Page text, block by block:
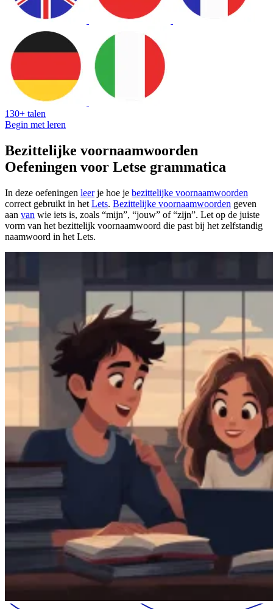
130+ talen
Begin met leren
Bezittelijke voornaamwoorden
Oefeningen voor Letse grammatica
In deze oefeningen leerje hoe je bezittelijke voornaamwoorden
correct gebruikt in het Lets. Bezittelijke voornaamwoorden geven
aan van wie iets is, zoals “mijn”, “jouw” of “zijn”. Let op de juiste
vorm van het bezittelijk voornaamwoord die past bij het zelfstandig
naamwoord in het Lets.